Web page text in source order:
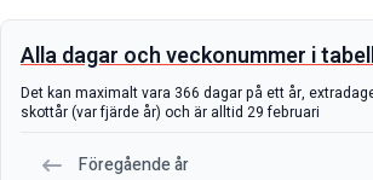
Alla dagar och veckonummer i
Det kan maximalt vara 366 dagar på ett år,
skottår (var fjärde år) och är alltid 29 februari
Föregående år